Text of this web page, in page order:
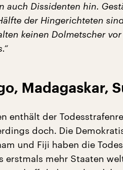
auch Dissidenten hin.
der Hingerichteten
keinen Dolmetscher
Madagaskar,
enthält der
doch. Die
und Fiji haben die
erstmals mehr Staaten